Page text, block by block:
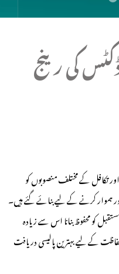
کی رینج
تکافل کے مختلف منصوبوں کو
کرنے کے لیے بنائے گئے ہیں۔
کو محفوظ بنانا اس سے زیادہ
کے لیے بہترین پالیسی دریافت